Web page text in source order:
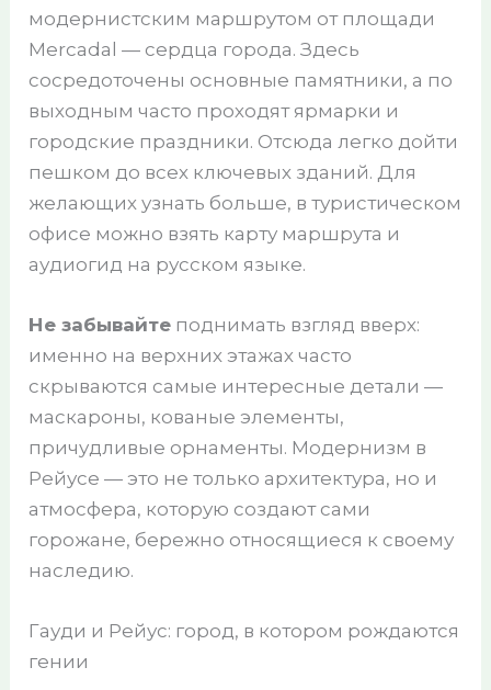
модернистским маршрутом от площади
Mercadal — сердца города. Здесь
сосредоточены основные памятники, а по
выходным часто проходят ярмарки и
городские праздники. Отсюда легко дойти
пешком до всех ключевых зданий. Для
желающих узнать больше, в туристическом
офисе можно взять карту маршрута и
аудиогид на русском языке.
Не забывайте поднимать взгляд вверх:
именно на верхних этажах часто
скрываются самые интересные детали —
маскароны, кованые элементы,
причудливые орнаменты. Модернизм в
Рейусе — это не только архитектура, но и
атмосфера, которую создают сами
горожане, бережно относящиеся к своему
наследию.
Гауди и Рейус: город, в котором рождаются
гении